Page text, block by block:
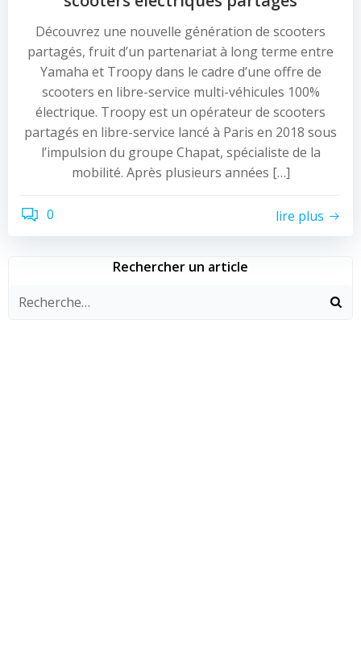
Découvrez une nouvelle génération de scooters
partagés, fruit d’un partenariat à long terme entre
Yamaha et Troopy dans le cadre d’une offre de
scooters en libre-service multi-véhicules 100%
électrique. Troopy est un opérateur de scooters
partagés en libre-service lancé à Paris en 2018 sous
l’impulsion du groupe Chapat, spécialiste de la
mobilité. Après plusieurs années […]
0 lire plus
Rechercher un article